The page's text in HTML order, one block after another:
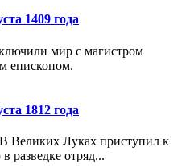
1409 года
мир с магистром
епископом.
1812 года
Великих Луках приступил к
разведке отряд...